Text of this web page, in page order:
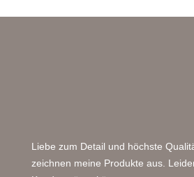
Liebe zum Detail und höchste
zeichnen meine Produkte aus.